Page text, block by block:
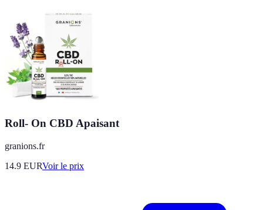
Roll- On CBD Apaisant
granions.fr
14.9 EURVoir le prix